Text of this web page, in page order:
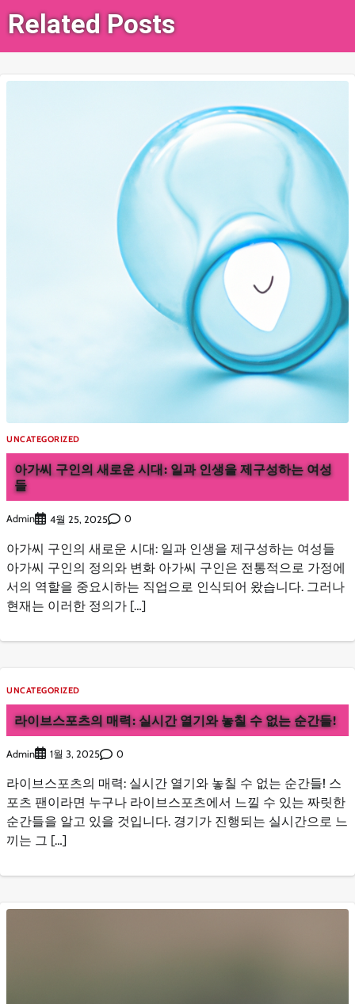
Related Posts
UNCATEGORIZED
아가씨 구인의 새로운 시대: 일과 인생을 제구성하는 여성
들
Admin 4월 25, 2025 0
아가씨 구인의 새로운 시대: 일과 인생을 제구성하는 여성들
아가씨 구인의 정의와 변화 아가씨 구인은 전통적으로 가정에
서의 역할을 중요시하는 직업으로 인식되어 왔습니다. 그러나
현재는 이러한 정의가 […]
UNCATEGORIZED
라이브스포츠의 매력: 실시간 열기와 놓칠 수 없는 순간들!
Admin 1월 3, 2025 0
라이브스포츠의 매력: 실시간 열기와 놓칠 수 없는 순간들! 스
포츠 팬이라면 누구나 라이브스포츠에서 느낄 수 있는 짜릿한
순간들을 알고 있을 것입니다. 경기가 진행되는 실시간으로 느
끼는 그 […]